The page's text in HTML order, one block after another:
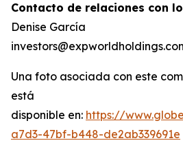
Contacto de relaciones con
Denise García
Una foto asociada con este
está
disponible en: https://
a7d3-47bf-b448-de2ab339691e